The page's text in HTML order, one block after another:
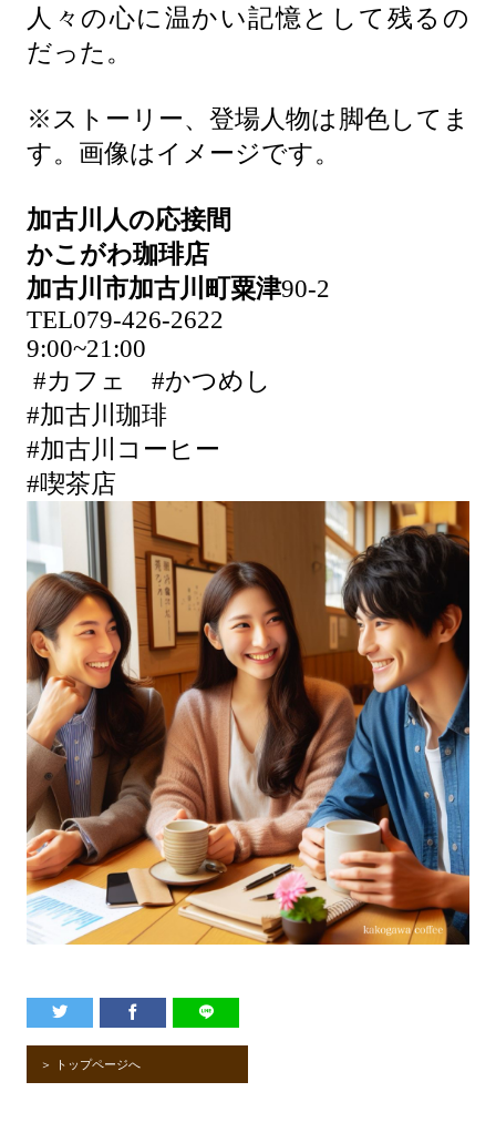
人々の心に温かい記憶として残るの
だった。
※ストーリー、登場人物は脚色してま
す。画像はイメージです。
加古川人の応接間
かこがわ珈琲店
加古川市加古川町粟津90-2
TEL079-426-2622
9:00~21:00
#カフェ #かつめし
#加古川珈琲
#加古川コーヒー
#喫茶店
＞ トップページへ